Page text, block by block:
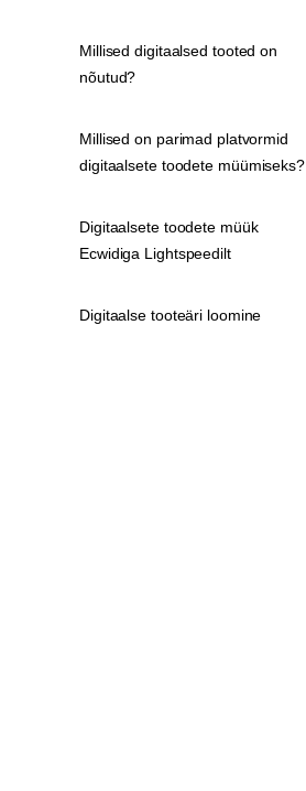
Millised digitaalsed tooted on
nõutud?
Millised on parimad platvormid
digitaalsete toodete müümiseks?
Digitaalsete toodete müük
Ecwidiga Lightspeedilt
Digitaalse tooteäri loomine